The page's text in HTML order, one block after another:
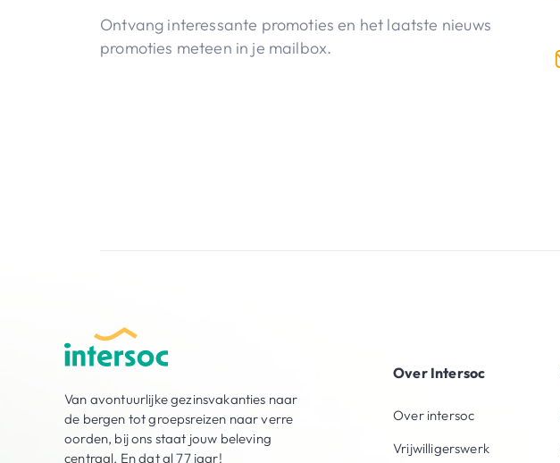
Ontvang interessante promoties en het laatste nieuws
promoties meteen in je mailbox.
Van avontuurlijke gezinsvakanties naar
de bergen tot groepsreizen naar verre
oorden, bij ons staat jouw beleving
centraal. En dat al 77 jaar!
Over Intersoc
Over intersoc
Vrijwilligerswerk